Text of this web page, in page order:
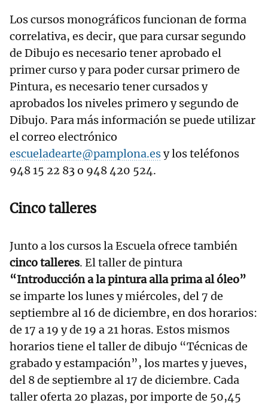
Los cursos monográficos funcionan de forma
correlativa, es decir, que para cursar segundo
de Dibujo es necesario tener aprobado el
primer curso y para poder cursar primero de
Pintura, es necesario tener cursados y
aprobados los niveles primero y segundo de
Dibujo. Para más información se puede utilizar
el correo electrónico
escueladearte@pamplona.esy los teléfonos
948 15 22 83 o 948 420 524.
Cinco talleres
Junto a los cursos la Escuela ofrece también
cinco talleres. El taller de pintura
“Introducción a la pintura alla prima al óleo”
se imparte los lunes y miércoles, del 7 de
septiembre al 16 de diciembre, en dos horarios:
de 17 a 19 y de 19 a 21 horas. Estos mismos
horarios tiene el taller de dibujo “Técnicas de
grabado y estampación”, los martes y jueves,
del 8 de septiembre al 17 de diciembre. Cada
taller oferta 20 plazas, por importe de 50,45